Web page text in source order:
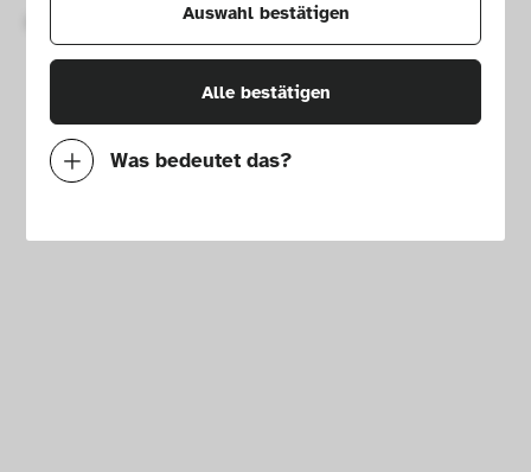
Auswahl bestätigen
Alle bestätigen
Was bedeutet das?
Mit diesen Cookies können wir durch
Copyright © 2026 Die Neue Sammlung – The Design Museum.
Alle Rechte vorbehalten.